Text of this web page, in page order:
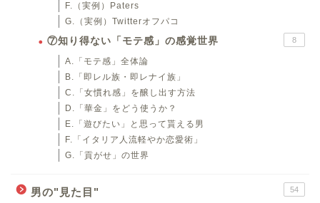
F.（実例）Paters
G.（実例）Twitterオフパコ
⑦知り得ない「モテ感」の感覚世界 8
A.「モテ感」全体論
B.「即レル族・即レナイ族」
C.「女慣れ感」を醸し出す方法
D.「華金」をどう使うか？
E.「遊びたい」と思って貰える男
F.「イタリア人流軽やか恋愛術」
G.「貢がせ」の世界
男の"見た目" 54